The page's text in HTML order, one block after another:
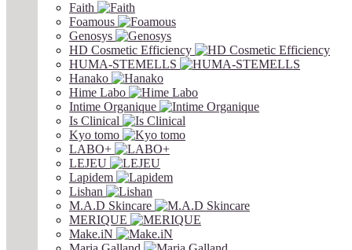
Faith
Foamous
Genosys
HD Cosmetic Efficiency
HUMA-STEMELLS
Hanako
Hime Labo
Intime Organique
Is Clinical
Kyo tomo
LABO+
LEJEU
Lapidem
Lishan
M.A.D Skincare
MERIQUE
Make.iN